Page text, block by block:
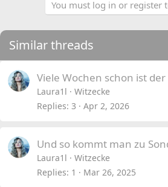
You must log in or register
Similar threads
Viele Wochen schon ist
Laura1l
Witzecke
Replies 3 Apr 2, 2026
Und so kommt man zu
Laura1l
Witzecke
Replies 1 Mar 26, 2025